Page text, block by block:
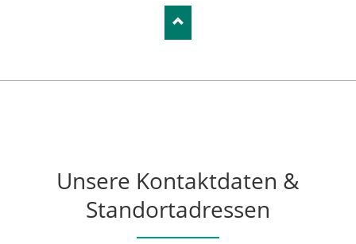
Unsere Kontaktdaten &
Standortadressen